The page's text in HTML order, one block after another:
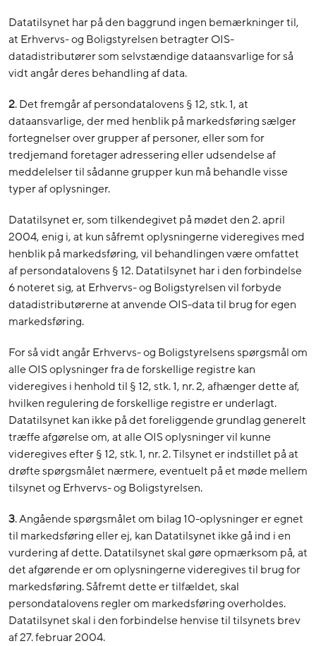
Datatilsynet har på den baggrund ingen bemærkninger til,
at Erhvervs- og Boligstyrelsen betragter OIS-
datadistributører som selvstændige dataansvarlige for så
vidt angår deres behandling af data.
2. Det fremgår af persondatalovens § 12, stk. 1, at
dataansvarlige, der med henblik på markedsføring sælger
fortegnelser over grupper af personer, eller som for
tredjemand foretager adressering eller udsendelse af
meddelelser til sådanne grupper kun må behandle visse
typer af oplysninger.
Datatilsynet er, som tilkendegivet på mødet den 2. april
2004, enig i, at kun såfremt oplysningerne videregives med
henblik på markedsføring, vil behandlingen være omfattet
af persondatalovens § 12. Datatilsynet har i den forbindelse
6 noteret sig, at Erhvervs- og Boligstyrelsen vil forbyde
datadistributørerne at anvende OIS-data til brug for egen
markedsføring.
For så vidt angår Erhvervs- og Boligstyrelsens spørgsmål om
alle OIS oplysninger fra de forskellige registre kan
videregives i henhold til § 12, stk. 1, nr. 2, afhænger dette af,
hvilken regulering de forskellige registre er underlagt.
Datatilsynet kan ikke på det foreliggende grundlag generelt
træffe afgørelse om, at alle OIS oplysninger vil kunne
videregives efter § 12, stk. 1, nr. 2. Tilsynet er indstillet på at
drøfte spørgsmålet nærmere, eventuelt på et møde mellem
tilsynet og Erhvervs- og Boligstyrelsen.
3. Angående spørgsmålet om bilag 10-oplysninger er egnet
til markedsføring eller ej, kan Datatilsynet ikke gå ind i en
vurdering af dette. Datatilsynet skal gøre opmærksom på, at
det afgørende er om oplysningerne videregives til brug for
markedsføring. Såfremt dette er tilfældet, skal
persondatalovens regler om markedsføring overholdes.
Datatilsynet skal i den forbindelse henvise til tilsynets brev
af 27. februar 2004.